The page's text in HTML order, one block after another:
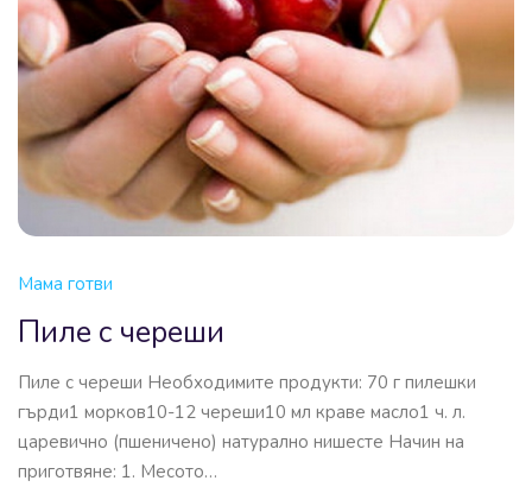
Мама готви
Пиле с череши
Пиле с череши Необходимите продукти: 70 г пилешки
гърди1 морков10-12 череши10 мл краве масло1 ч. л.
царевично (пшеничено) натурално нишесте Начин на
приготвяне: 1. Месото…